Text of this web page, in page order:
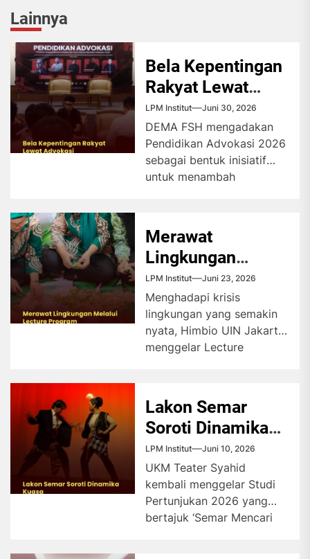
Lainnya
Bela Kepentingan
Rakyat Lewat
Advokasi
LPM Institut Juni 30, 2026
DEMA FSH mengadakan
Pendidikan Advokasi 2026
sebagai bentuk inisiatif
untuk menambah
dari bidang hukum...
Merawat
Lingkungan
Melalui Lecture
Program
LPM Institut Juni 23, 2026
Menghadapi krisis
lingkungan yang semakin
nyata, Himbio UIN Jakarta
menggelar Lecture
wadah...
Lakon Semar
Soroti Dinamika
Kuasa
LPM Institut Juni 10, 2026
UKM Teater Syahid
kembali menggelar Studi
Pertunjukan 2026 yang
bertajuk ‘Semar Mencari